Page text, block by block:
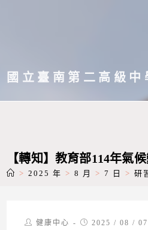
主國立臺南第二高級中
【轉知】教育部114年氣
> 2025 年 > 8 月 > 7 日 > 研
Post健康中心
Post2025 / 08 / 07